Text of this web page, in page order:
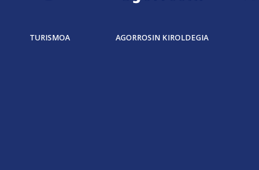
TURISMOA AGORROSIN KIROLDEGIA